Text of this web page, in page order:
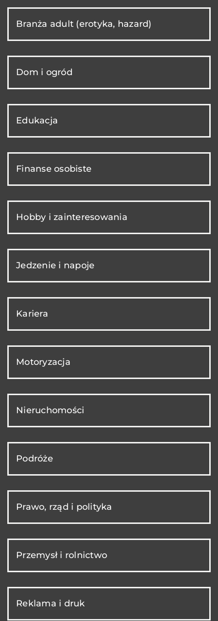
Branża adult (erotyka, hazard)
Dom i ogród
Edukacja
Finanse osobiste
Hobby i zainteresowania
Jedzenie i napoje
Kariera
Motoryzacja
Nieruchomości
Podróże
Prawo, rząd i polityka
Przemysł i rolnictwo
Reklama i druk